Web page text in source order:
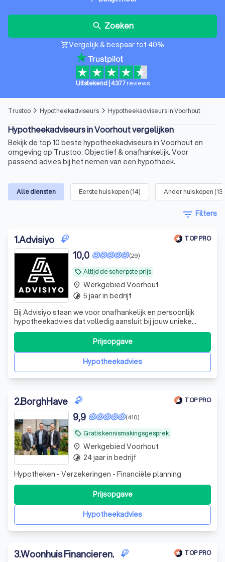
search Zoeken
shopping_cartVergelijk & bespaar tot 40%
Uitstekend| 4377 reviews
Trustoo arrow_forward_ios Hypotheekadviseurs arrow_forward_ios Hypotheekadviseurs in Voorhout
Hypotheekadviseurs in Voorhout vergelijken
Bekijk de top 10 beste hypotheekadviseurs in Voorhout en
omgeving op Trustoo. Objectief & onafhankelijk. Voor
passend advies bij het nemen van een hypotheek.
Alle diensten Eerste huis kopen (14) Ander huis kopen (13
filter_list Filters
1.Advisiyo TOP PRO
local_offer Altijd de scherpste prijs
(29)
10,0
Bij Advisiyo staan we voor onafhankelijk en persoonlijk
hypotheekadvies dat volledig aansluit bij jouw unieke
situatie en wensen. Als ervaren tussenpersoon vergelijken
we de mogelijkheden bij diverse hypotheekverstrekkers
om de beste oplossing voor jou te vinden. Of je nu een
starter bent, wilt doorHypotheekadvies
Prijsopgave
place Werkgebied Voorhout
timelapse 5 jaar in bedrijf
2.BorghHave TOP PRO
local_offer Gratis kennismakingsgesprek
(410)
9,9
Hypotheken - Verzekeringen - Financiële planning
Hypotheekadvies
Prijsopgave
place Werkgebied Voorhout
timelapse 24 jaar in bedrijf
3.Woonhuis Financieren. TOP PRO